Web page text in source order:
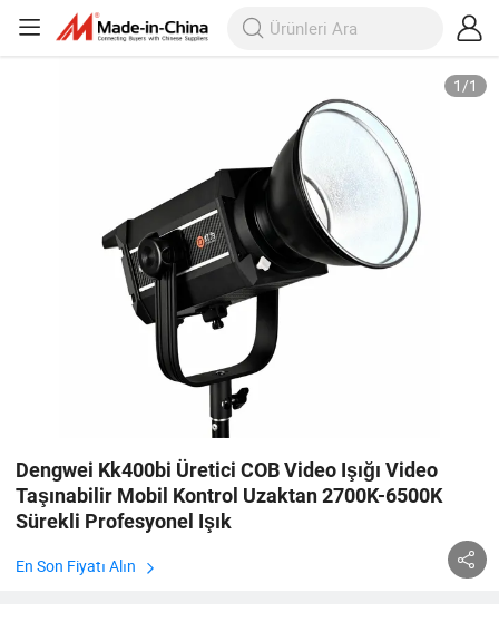
1/1
Dengwei Kk400bi Üretici COB Video Işığı Video
Taşınabilir Mobil Kontrol Uzaktan 2700K-6500K
Sürekli Profesyonel Işık
En Son Fiyatı Alın